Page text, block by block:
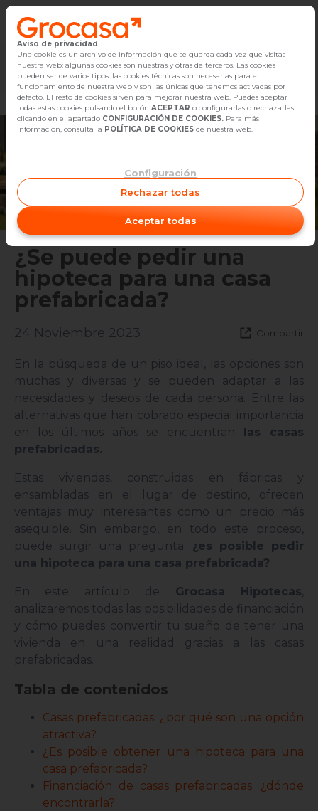
Vender
Buscar Inmuebles
Alquiler
Empleo
Oficinas
Contacto
Marketplace Empleo Diseño Reforma
¿Se puede pedir una
hipoteca para una casa
prefabricada?
24 Noviembre 2023 Compartir
En la búsqueda de un piso ideal, las opciones son
muchas y diversas y se pueden adaptar a las
necesidades y deseos de cada persona. Entre las
alternativas que han cobrado especial importancia
en los últimos años se encuentran las casas
prefabricadas.
Estas viviendas, construidas en fábricas y
ensambladas en el lugar de destino, ofrecen
ventajas muy interesantes como un precio más
asequible. Sin embargo, en todo este proceso,
puede surgir una pregunta: ¿es posible pedir
una hipoteca para una casa prefabricada?
En este artículo de Grocasa Hipotecas,
analizaremos todas las posibilidades de financiación
y cómo puedes convertir tu sueño de tener una
vivienda en una realidad gracias a las casas
prefabricadas.
Tabla de contenidos
Casas prefabricadas: ¿por qué son una opción
atractiva?
¿Es posible obtener una hipoteca para una
casa prefabricada?
Financiación de casas prefabricadas: ¿dónde
encontrarla?
Aviso de privacidad
Una cookie es un archivo de información que se guarda cada vez que visitas
nuestra web: algunas cookies son nuestras y otras de terceros. Las cookies
pueden ser de varios tipos: las cookies técnicas son necesarias para el
funcionamiento de nuestra web y son las únicas que tenemos activadas por
defecto. El resto de cookies sirven para mejorar nuestra web. Puedes aceptar
todas estas cookies pulsando el botón ACEPTAR o configurarlas o rechazarlas
clicando en el apartado CONFIGURACIÓN DE COOKIES. Para más
información, consulta la POLÍTICA DE COOKIES de nuestra web.
Configuración
Rechazar todas
Aceptar todas